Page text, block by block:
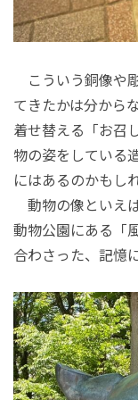
こういう銅像や
てきたかは分から
着せ替える「お召
物の姿をしている
にはあるのかもし
動物の像といえ
動物公園にある「
合わさった、記憶